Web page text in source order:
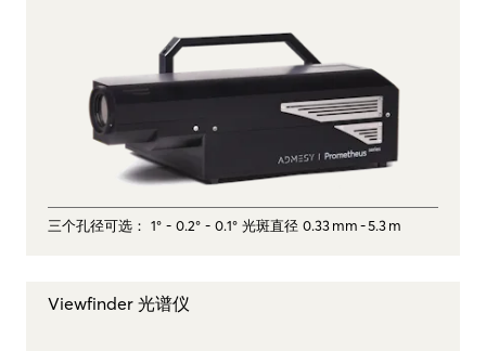
三个孔径可选： 1° ‑ 0.2° ‑ 0.1° 光斑直径 0.33 mm ‑ 5.3 m
Viewfinder 光谱仪